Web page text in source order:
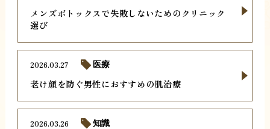
メンズボトックスで失敗しないためのクリニック
選び
老け顔を防ぐ男性におすすめの肌治療
2026.03.27 医療
2026.03.26 知識